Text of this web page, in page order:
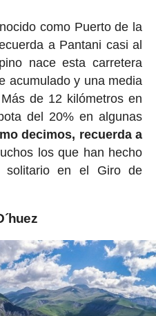
como Puerto de la
a Pantani casi al
nace esta carretera
acumulado y una media
de 12 kilómetros en
del 20% en algunas
decimos, recuerda a
los que han hecho
solitario en el Giro de